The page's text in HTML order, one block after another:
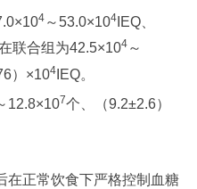
4～53.0×104IEQ、
联合组为42.5×104～
）×104IEQ。
12.8×107个、（9.2±2.6）
在正常饮食下严格控制血糖